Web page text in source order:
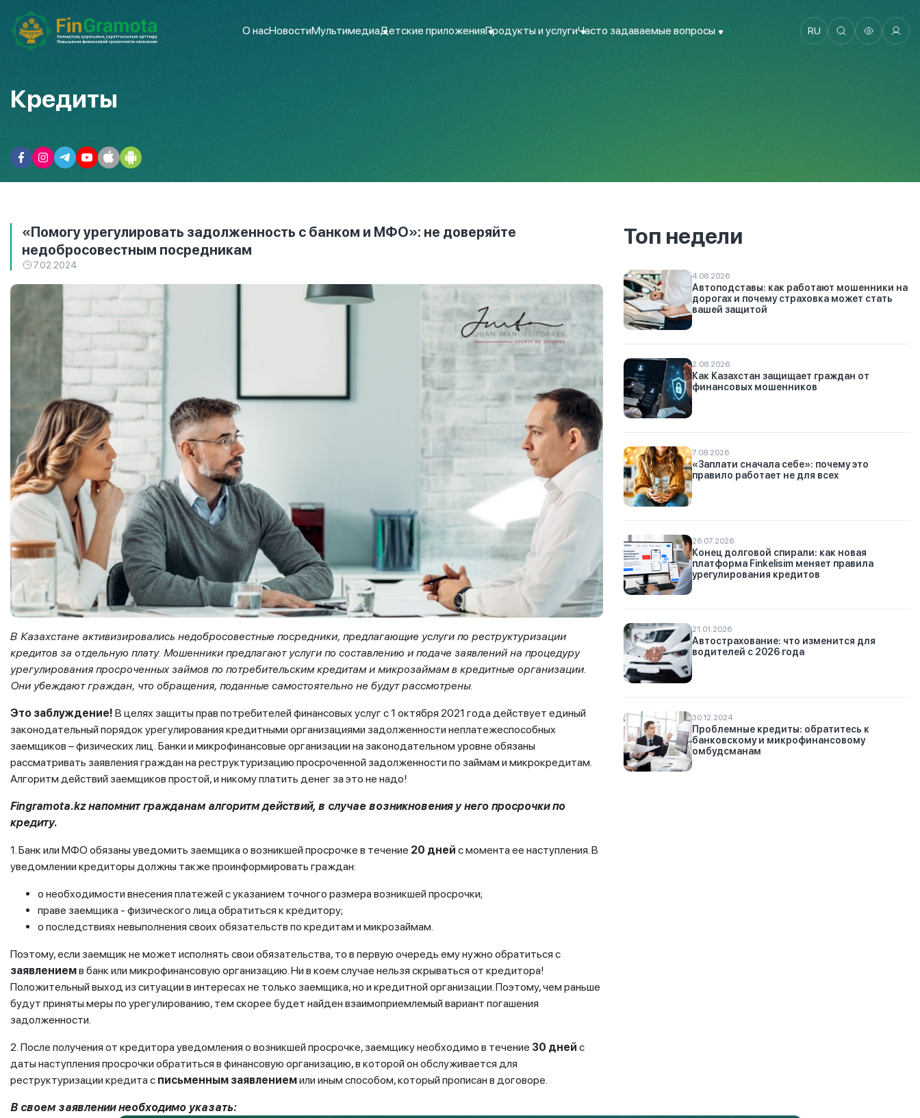
О насНовостиМультимедиаДетские приложенияПродукты и услугиЧасто задаваемые вопросы RU
Кредиты
«Помогу урегулировать задолженность с банком и МФО»: не доверяйте
недобросовестным посредникам
7.02.2024
В Казахстане активизировались недобросовестные посредники, предлагающие услуги по реструктуризации
кредитов за отдельную плату. Мошенники предлагают услуги по составлению и подаче заявлений на процедуру
урегулирования просроченных займов по потребительским кредитам и микрозаймам в кредитные организации.
Они убеждают граждан, что обращения, поданные самостоятельно не будут рассмотрены.
Это заблуждение! В целях защиты прав потребителей финансовых услуг с 1 октября 2021 года действует единый
законодательный порядок урегулирования кредитными организациями задолженности неплатежеспособных
заемщиков – физических лиц. Банки и микрофинансовые организации на законодательном уровне обязаны
рассматривать заявления граждан на реструктуризацию просроченной задолженности по займам и микрокредитам.
Алгоритм действий заемщиков простой, и никому платить денег за это не надо!
Fingramota.kzнапомнит гражданам алгоритм действий, в случае возникновения у него просрочки по
кредиту.
1. Банк или МФО обязаны уведомить заемщика о возникшей просрочке в течение 20 дней с момента ее наступления. В
уведомлении кредиторы должны также проинформировать граждан:
о необходимости внесения платежей с указанием точного размера возникшей просрочки;
праве заемщика - физического лица обратиться к кредитору;
о последствиях невыполнения своих обязательств по кредитам и микрозаймам.
Поэтому, если заемщик не может исполнять свои обязательства, то в первую очередь ему нужно обратиться с
заявлениемв банк или микрофинансовую организацию. Ни в коем случае нельзя скрываться от кредитора!
Положительный выход из ситуации в интересах не только заемщика, но и кредитной организации. Поэтому, чем раньше
будут приняты меры по урегулированию, тем скорее будет найден взаимоприемлемый вариант погашения
задолженности.
2. После получения от кредитора уведомления о возникшей просрочке, заемщику необходимо в течение 30 дней с
даты наступления просрочки обратиться в финансовую организацию, в которой он обслуживается для
реструктуризации кредита с письменным заявлениемили иным способом, который прописан в договоре.
В своем заявлении необходимо указать:
Топ недели
4.08.2026
Автоподставы: как работают мошенники на
дорогах и почему страховка может стать
вашей защитой
2.08.2026
Как Казахстан защищает граждан от
финансовых мошенников
7.08.2026
«Заплати сначала себе»: почему это
правило работает не для всех
26.07.2026
Конец долговой спирали: как новая
платформа Finkelisim меняет правила
урегулирования кредитов
21.01.2026
Автострахование: что изменится для
водителей с 2026 года
30.12.2024
Проблемные кредиты: обратитесь к
банковскому и микрофинансовому
омбудсманам